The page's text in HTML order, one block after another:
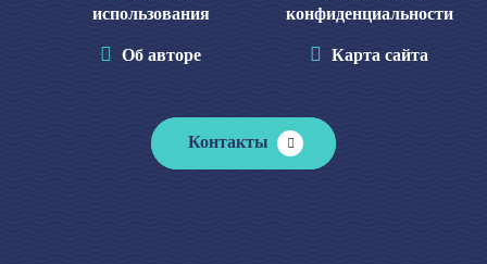
использования
Об авторе
конфиденциальности
Карта сайта
Контакты